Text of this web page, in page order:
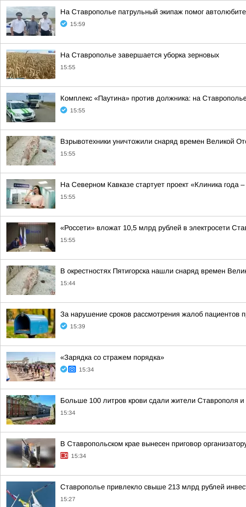
На Ставрополье патрульный экипаж помог
15:59
На Ставрополье завершается уборка зерновых
15:55
Комплекс «Паутина» против должника: на
15:55
Взрывотехники уничтожили снаряд времен Великой
15:55
На Северном Кавказе стартует проект «Клиника года
15:55
«Россети» вложат 10,5 млрд рублей в электросети
15:55
В окрестностях Пятигорска нашли снаряд времен
15:44
За нарушение сроков рассмотрения жалоб пациентов
15:39
«Зарядка со стражем порядка»
15:34
Больше 100 литров крови сдали жители Ставрополя и
15:34
В Ставропольском крае вынесен приговор
15:34
Ставрополье привлекло свыше 213 млрд рублей
15:27